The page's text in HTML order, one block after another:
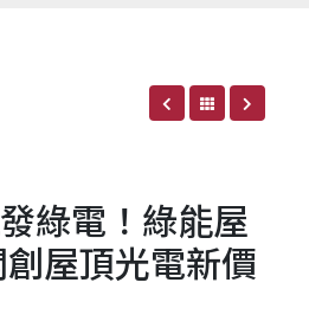
綠電！綠能屋
屋頂光電新價